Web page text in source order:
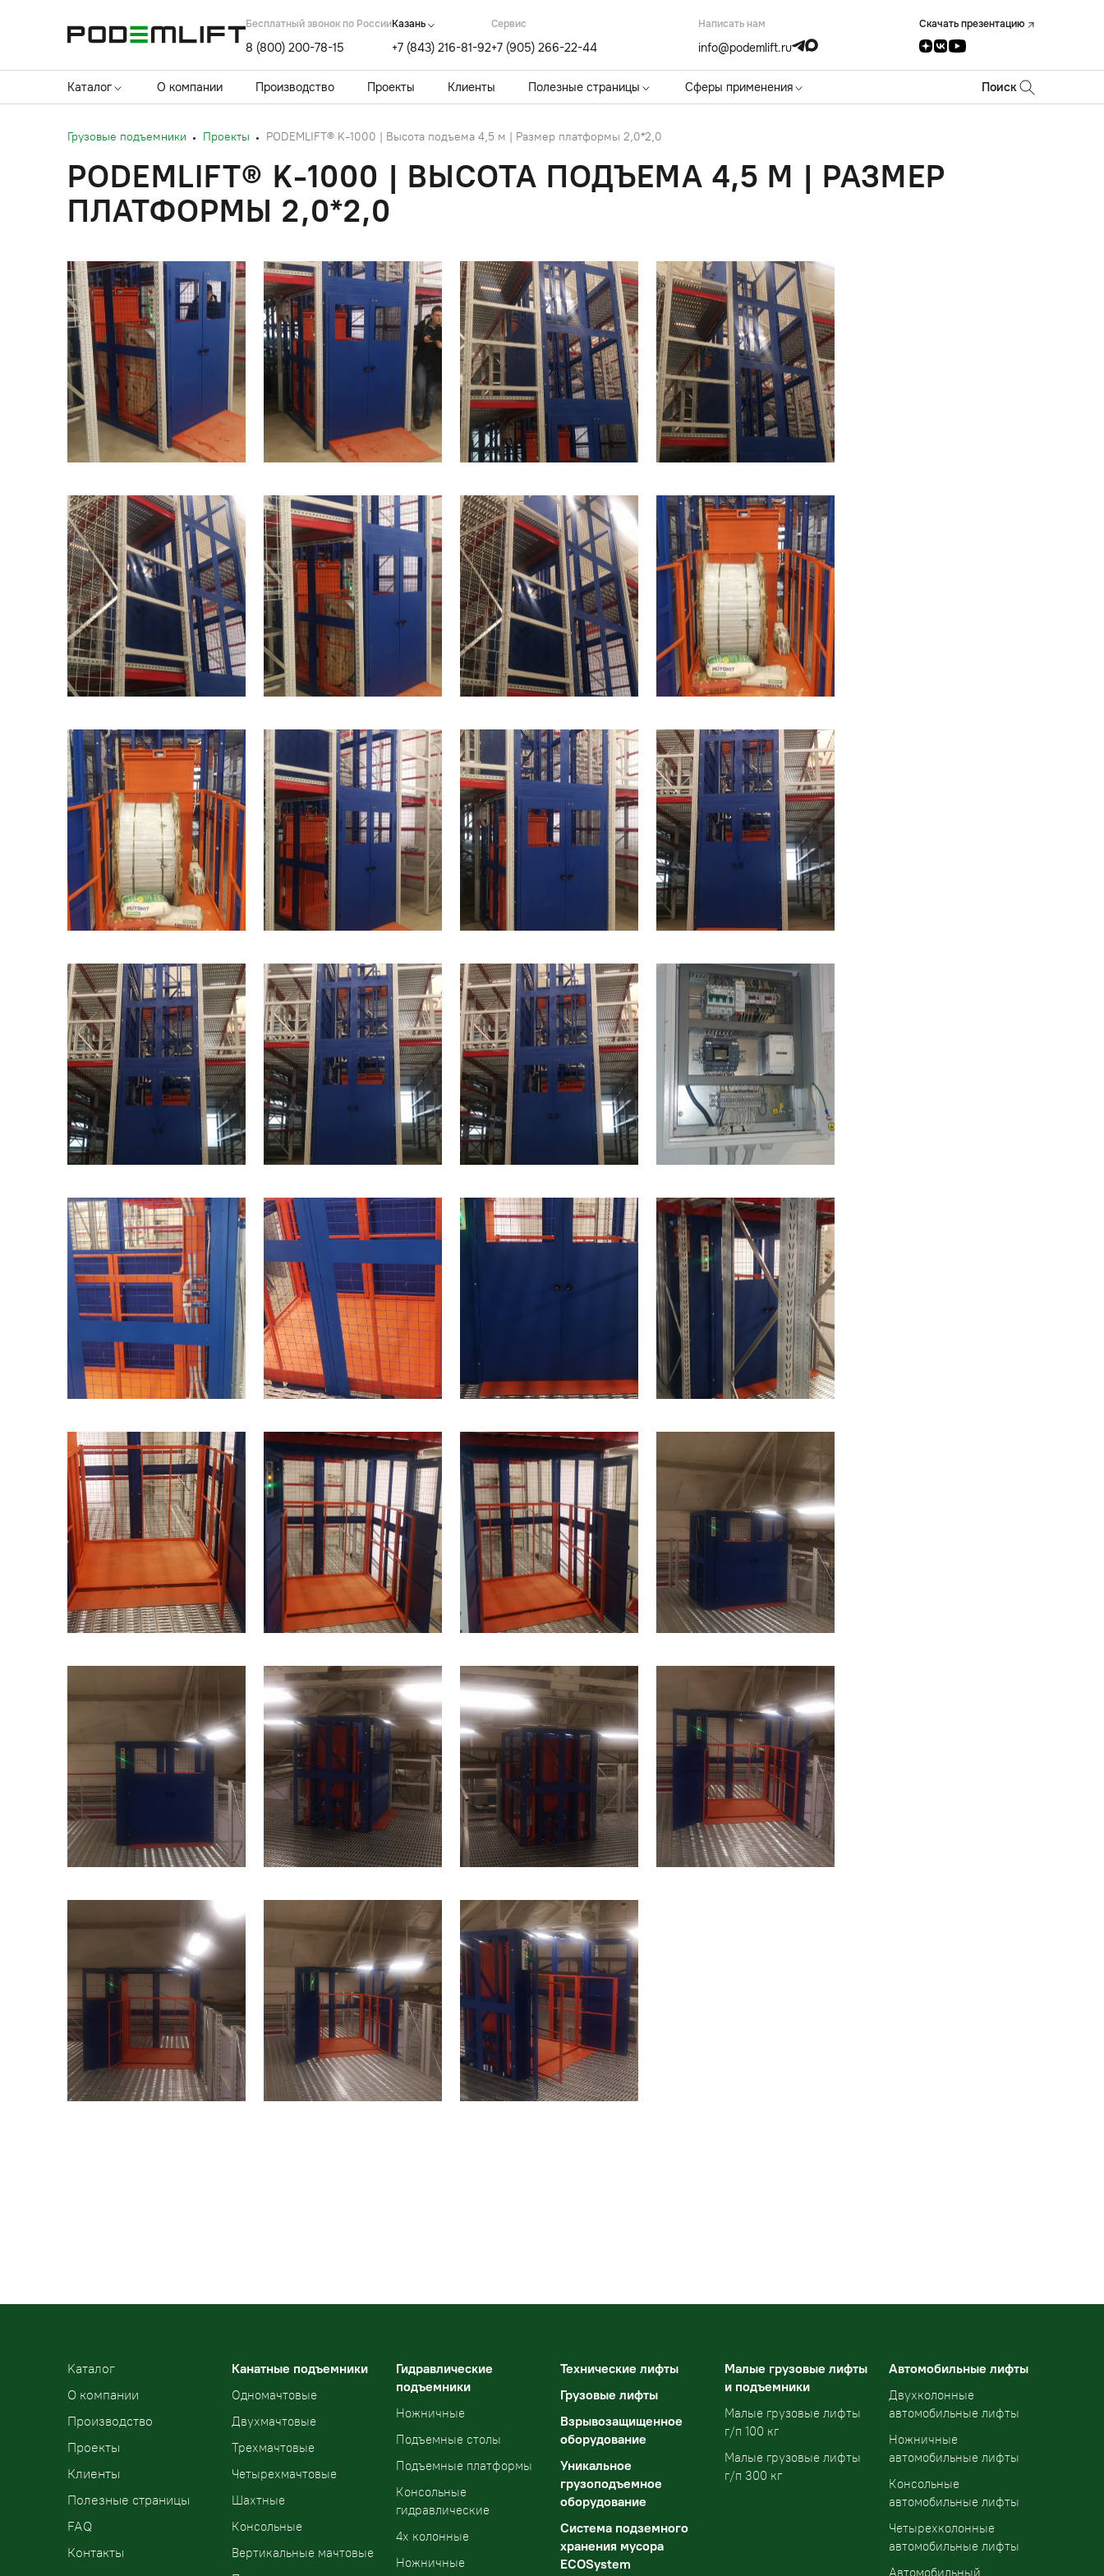
Бесплатный звонок по России
8 (800) 200-78-15
Казань
+7 (843) 216-81-92
Cервис
+7 (905) 266-22-44
Написать нам
info@podemlift.ru
Скачать презентацию
Каталог О компании Производство Проекты Клиенты Полезные страницы Сферы применения Поиск
Грузовые подъемники Проекты PODEMLIFT® K-1000 | Высота подъема 4,5 м | Размер платформы 2,0*2,0
PODEMLIFT® K-1000 | ВЫСОТА ПОДЪЕМА 4,5 М | РАЗМЕР
ПЛАТФОРМЫ 2,0*2,0
Kаталог
О компании
Производство
Проекты
Клиенты
Полезные страницы
FAQ
Контакты
Канатные подъемники
Одномачтовые
Двухмачтовые
Трехмачтовые
Четырехмачтовые
Шахтные
Консольные
Вертикальные мачтовые
Гидравлические
подъемники
Ножничные
Подъемные столы
Подъемные платформы
Консольные
гидравлические
4х колонные
Ножничные
Технические лифты
Грузовые лифты
Взрывозащищенное
оборудование
Уникальное
грузоподъемное
оборудование
Система подземного
хранения мусора
ECOSystem
Малые грузовые лифты
и подъемники
Малые грузовые лифты
г/п 100 кг
Малые грузовые лифты
г/п 300 кг
Автомобильные лифты
Двухколонные
автомобильные лифты
Ножничные
автомобильные лифты
Консольные
автомобильные лифты
Четырехколонные
автомобильные лифты
Автомобильный